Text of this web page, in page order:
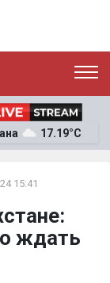
17.19°C
15:41
ждать